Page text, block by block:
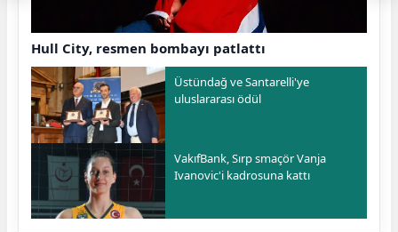
Hull City, resmen bombayı patlattı
Üstündağ ve Santarelli'ye
uluslararası ödül
VakıfBank, Sırp smaçör Vanja
Ivanovic'i kadrosuna kattı